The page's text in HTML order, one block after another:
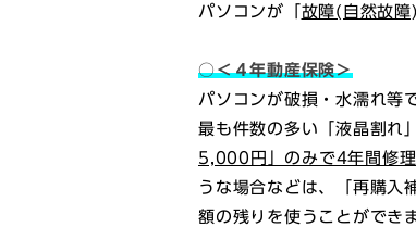
パソコンが「 故障(自然故障)
○＜４年動産保険＞
パソコンが破損・水濡れ等
最も件数の多い「液晶割れ
5,000円」のみで4年間修
うな場合などは、「再購入
額の残りを使うことができ